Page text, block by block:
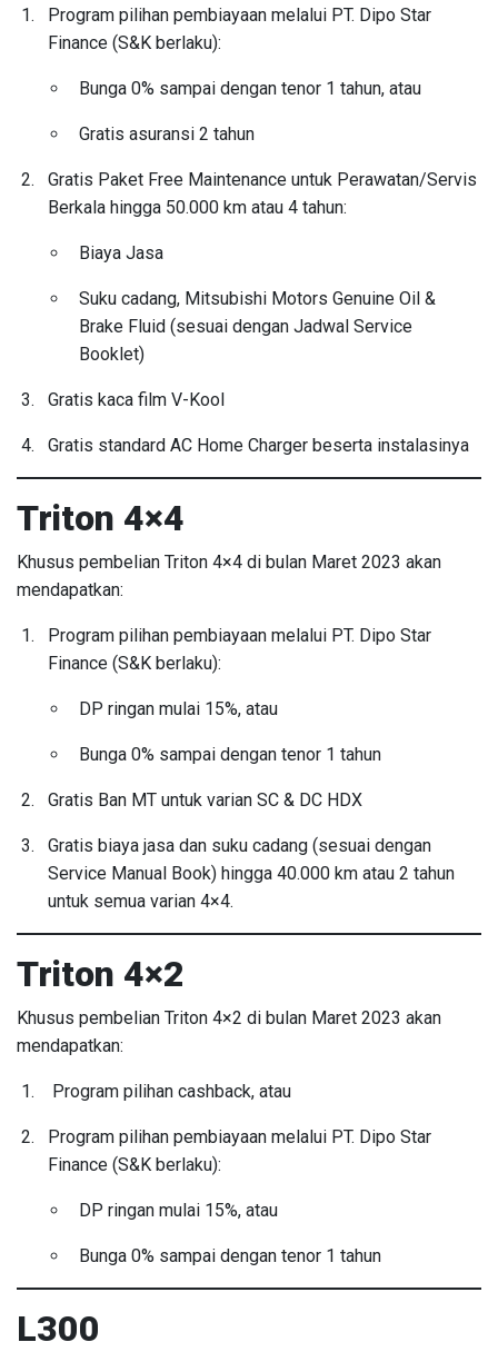
Program pilihan pembiayaan melalui PT. Dipo Star
Finance (S&K berlaku):
Bunga 0% sampai dengan tenor 1 tahun, atau
Gratis asuransi 2 tahun
Gratis Paket Free Maintenance untuk Perawatan/Servis
Berkala hingga 50.000 km atau 4 tahun:
Biaya Jasa
Suku cadang, Mitsubishi Motors Genuine Oil &
Brake Fluid (sesuai dengan Jadwal Service
Booklet)
Gratis kaca film V-Kool
Gratis standard AC Home Charger beserta instalasinya
Triton 4×4
Khusus pembelian Triton 4×4 di bulan Maret 2023 akan
mendapatkan:
Program pilihan pembiayaan melalui PT. Dipo Star
Finance (S&K berlaku):
DP ringan mulai 15%, atau
Bunga 0% sampai dengan tenor 1 tahun
Gratis Ban MT untuk varian SC & DC HDX
Gratis biaya jasa dan suku cadang (sesuai dengan
Service Manual Book) hingga 40.000 km atau 2 tahun
untuk semua varian 4×4.
Triton 4×2
Khusus pembelian Triton 4×2 di bulan Maret 2023 akan
mendapatkan:
Program pilihan cashback, atau
Program pilihan pembiayaan melalui PT. Dipo Star
Finance (S&K berlaku):
DP ringan mulai 15%, atau
Bunga 0% sampai dengan tenor 1 tahun
L300